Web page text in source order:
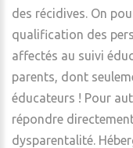
des récidives. On
qualification des
affectés au suivi
parents, dont
éducateurs ! Pour
répondre
dysparentalité.